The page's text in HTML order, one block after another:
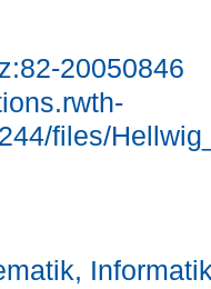
20050846
files/